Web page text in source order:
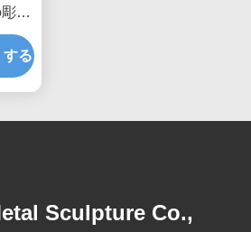
刻
わ
する
Sculpture Co.,